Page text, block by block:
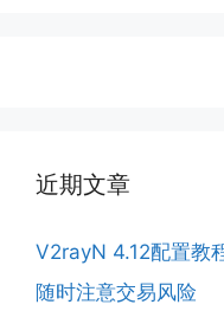
近期文章
V2rayN 4.12配置教
随时注意交易风险